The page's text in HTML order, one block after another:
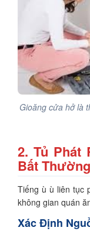
Gioăng cửa hở là
2. Tủ Phát
Bất Thường
Tiếng ù ù liên tục
không gian quán
Xác Định